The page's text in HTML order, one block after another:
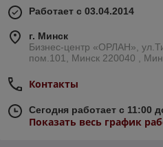
Работает с 03.04.2014
г. Минск
Бизнес-центр «ОРЛАН»,
пом.101, Минск 220040 ,
Контакты
Сегодня работает с 11:00
Показать весь график